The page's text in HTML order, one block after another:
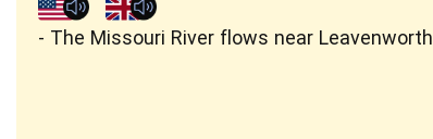
The Missouri River flows near Leavenworth